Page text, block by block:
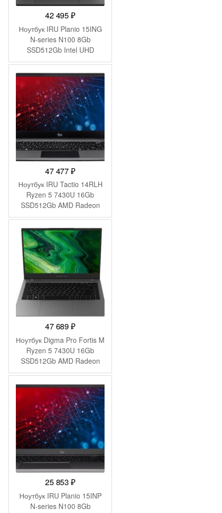
42 495₽
Ноутбук IRU Planio 15ING
N-series N100 8Gb
SSD512Gb Intel UHD
Graphics 15.6″ IPS FHD
(1920×1080) Windows 11
Pro 64 black WiFi BT Cam
6000mAh (2059105)
47 477₽
Ноутбук IRU Tactio 14RLH
Ryzen 5 7430U 16Gb
SSD512Gb AMD Radeon
Graphics 14″ IPS FHD
(1920×1080) FreeDOS grey
WiFi BT Cam 4000mAh
(2084813)
47 689₽
Ноутбук Digma Pro Fortis M
Ryzen 5 7430U 16Gb
SSD512Gb AMD Radeon
Graphics 14.1″ IPS FHD
Pro grey WiFi BT Cam
4250mAh (DN14R5-
ADXW01)
25 853₽
Ноутбук IRU Planio 15INP
N-series N100 8Gb